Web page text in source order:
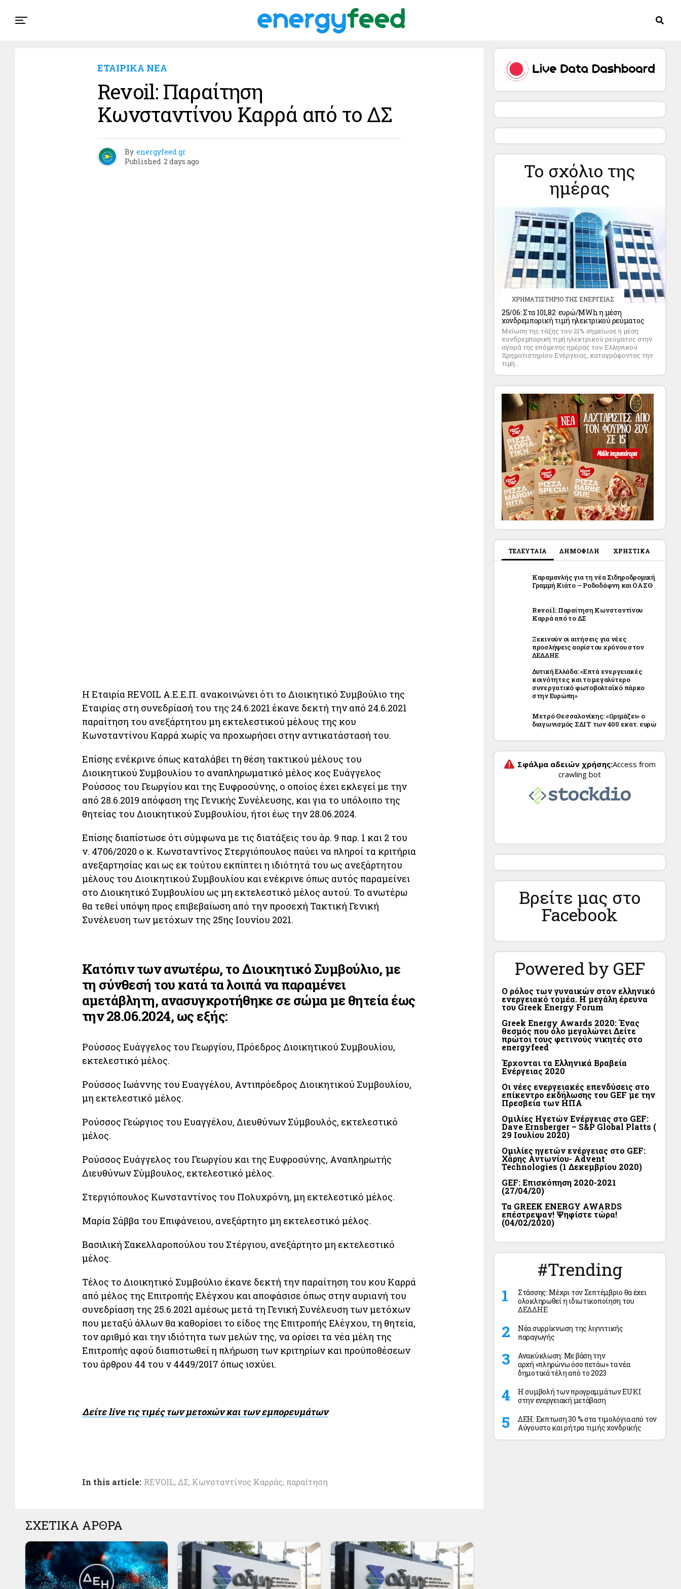
ΕΤΑΙΡΙΚΑ ΝΕΑ
Revoil: Παραίτηση
Κωνσταντίνου Καρρά από το ΔΣ
By energyfeed.gr
Published 2 days ago
Η Εταιρία REVOIL A.E.E.Π. ανακοινώνει ότι το Διοικητικό Συμβούλιο της
Εταιρίας στη συνεδρίασή του της 24.6.2021 έκανε δεκτή την από 24.6.2021
παραίτηση του ανεξάρτητου μη εκτελεστικού μέλους της κου
Κωνσταντίνου Καρρά χωρίς να προχωρήσει στην αντικατάστασή του.
Επίσης ενέκρινε όπως καταλάβει τη θέση τακτικού μέλους του
Διοικητικού Συμβουλίου το αναπληρωματικό μέλος κος Ευάγγελος
Ρούσσος του Γεωργίου και της Ευφροσύνης, ο οποίος έχει εκλεγεί με την
από 28.6.2019 απόφαση της Γενικής Συνέλευσης, και για το υπόλοιπο της
θητείας του Διοικητικού Συμβουλίου, ήτοι έως την 28.06.2024.
Επίσης διαπίστωσε ότι σύμφωνα με τις διατάξεις του άρ. 9 παρ. 1 και 2 του
ν. 4706/2020 ο κ. Κωνσταντίνος Στεργιόπουλος παύει να πληροί τα κριτήρια
ανεξαρτησίας και ως εκ τούτου εκπίπτει η ιδιότητά του ως ανεξάρτητου
μέλους του Διοικητικού Συμβουλίου και ενέκρινε όπως αυτός παραμείνει
στο Διοικητικό Συμβουλίου ως μη εκτελεστικό μέλος αυτού. Το ανωτέρω
θα τεθεί υπόψη προς επιβεβαίωση από την προσεχή Τακτική Γενική
Συνέλευση των μετόχων της 25ης Ιουνίου 2021.
Κατόπιν των ανωτέρω, το Διοικητικό Συμβούλιο, με
τη σύνθεσή του κατά τα λοιπά να παραμένει
αμετάβλητη, ανασυγκροτήθηκε σε σώμα με θητεία έως
την 28.06.2024, ως εξής:
Ρούσσος Ευάγγελος του Γεωργίου, Πρόεδρος Διοικητικού Συμβουλίου,
εκτελεστικό μέλος.
Ρούσσος Ιωάννης του Ευαγγέλου, Αντιπρόεδρος Διοικητικού Συμβουλίου,
μη εκτελεστικό μέλος.
Ρούσσος Γεώργιος του Ευαγγέλου, Διευθύνων Σύμβουλός, εκτελεστικό
μέλος.
Ρούσσος Ευάγγελος του Γεωργίου και της Ευφροσύνης, Αναπληρωτής
Διευθύνων Σύμβουλος, εκτελεστικό μέλος.
Στεργιόπουλος Κωνσταντίνος του Πολυχρόνη, μη εκτελεστικό μέλος.
Μαρία Σάββα του Επιφάνειου, ανεξάρτητο μη εκτελεστικό μέλος.
Βασιλική Σακελλαροπούλου του Στέργιου, ανεξάρτητο μη εκτελεστικό
μέλος.
Τέλος το Διοικητικό Συμβούλιο έκανε δεκτή την παραίτηση του κου Καρρά
από μέλος της Επιτροπής Ελέγχου και αποφάσισε όπως στην αυριανή του
συνεδρίαση της 25.6.2021 αμέσως μετά τη Γενική Συνέλευση των μετόχων
που μεταξύ άλλων θα καθορίσει το είδος της Επιτροπής Ελέγχου, τη θητεία,
τον αριθμό και την ιδιότητα των μελών της, να ορίσει τα νέα μέλη της
Επιτροπής αφού διαπιστωθεί η πλήρωση των κριτηρίων και προϋποθέσεων
του άρθρου 44 του ν 4449/2017 όπως ισχύει.
Δείτε live τις τιμές των μετοχών και των εμπορευμάτων
In this article: REVOIL, ΔΣ, Κωνσταντίνος Καρράς, παραίτηση
ΣΧΕΤΙΚΑ ΑΡΘΡΑ
Το σχόλιο της
ημέρας
ΧΡΗΜΑΤΙΣΤΗΡΙΟ ΤΗΣ ΕΝΕΡΓΕΙΑΣ
25/06: Στα 101,82 ευρώ/MWh η μέση
χονδρεμπορική τιμή ηλεκτρικού ρεύματος
Μείωση της τάξης του 21% σημείωσε η μέση
χονδρεμπορική τιμή ηλεκτρικού ρεύματος στην
αγορά της επόμενης ημέρας του Ελληνικού
Χρηματιστηρίου Ενέργειας, καταγράφοντας την
τιμή...
ΤΕΛΕΥΤΑΙΑ ΔΗΜΟΦΙΛΗ ΧΡΗΣΤΙΚΑ
Καραμανλής για τη νέα Σιδηροδρομική
Γραμμή Κιάτο – Ροδοδάφνη και ΟΑΣΘ
Revoil: Παραίτηση Κωνσταντίνου
Καρρά από το ΔΣ
Ξεκινούν οι αιτήσεις για νέες
προσλήψεις αορίστου χρόνου στον
ΔΕΔΔΗΕ
Δυτική Ελλάδα: «Επτά ενεργειακές
κοινότητες και το μεγαλύτερο
συνεργατικό φωτοβολταϊκό πάρκο
στην Ευρώπη»
Μετρό Θεσσαλονίκης: «Ωριμάζει» ο
διαγωνισμός ΣΔΙΤ των 400 εκατ. ευρώ
Βρείτε μας στο
Facebook
Powered by GEF
Ο ρόλος των γυναικών στον ελληνικό
ενεργειακό τομέα. Η μεγάλη έρευνα
του Greek Energy Forum
Greek Energy Awards 2020: Ένας
θεσμός που όλο μεγαλώνει Δείτε
πρώτοι τους φετινούς νικητές στο
energyfeed
Έρχονται τα Ελληνικά Βραβεία
Ενέργειας 2020
Οι νέες ενεργειακές επενδύσεις στο
επίκεντρο εκδήλωσης του GEF με την
Πρεσβεία των ΗΠΑ
Ομιλίες Ηγετών Ενέργειας στο GEF:
Dave Ernsberger – S&P Global Platts (
29 Ιουλίου 2020)
Ομιλίες ηγετών ενέργειας στο GEF:
Χάρης Αντωνίου- Advent
Technologies (1 Δεκεμβρίου 2020)
GEF: Επισκόπηση 2020-2021
(27/04/20)
Τα GREEK ENERGY AWARDS
επέστρεψαν! Ψηφίστε τώρα!
(04/02/2020)
#Trending
Στάσσης: Μέχρι τον Σεπτέμβριο θα έχει
ολοκληρωθεί η ιδιωτικοποίηση του
ΔΕΔΔΗΕ
Νέα συρρίκνωση της λιγνιτικής
παραγωγής
Ανακύκλωση: Με βάση την
αρχή «πληρώνω όσο πετάω» τα νέα
δημοτικά τέλη από το 2023
Η συμβολή των προγραμμάτων EUKI
στην ενεργειακή μετάβαση
ΔΕΗ: Eκπτωση 30 % στα τιμολόγια από τον
Αύγουστο και ρήτρα τιμής χονδρικής